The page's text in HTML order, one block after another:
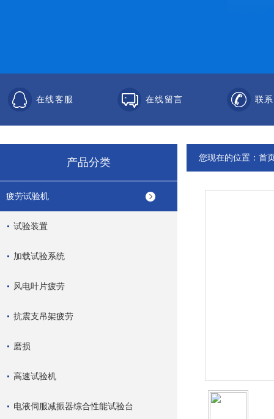
在线客服 在线留言 联
产品分类
疲劳试验机
试验装置
加载试验系统
风电叶片疲劳
抗震支吊架疲劳
磨损
高速试验机
电液伺服减振器综合性能试验台
您现在的位置： 首